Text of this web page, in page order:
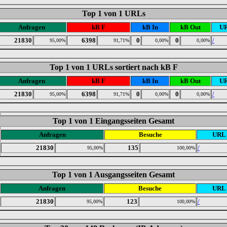
Top 1 von 1 URLs
Anfragen kB F kB In kB Out
21830 95,00% 6398 91,71% 0 0,00% 0 0,00% /
Top 1 von 1 URLs sortiert nach kB F
Anfragen kB F kB In kB Out
21830 95,00% 6398 91,71% 0 0,00% 0 0,00% /
Top 1 von 1 Eingangsseiten Gesamt
Anfragen Besuche
URL
21830 95,00% 135 100,00% /
Top 1 von 1 Ausgangsseiten Gesamt
Anfragen Besuche
URL
21830 95,00% 123 100,00% /